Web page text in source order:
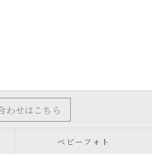
わせはこちら
ベビーフォト